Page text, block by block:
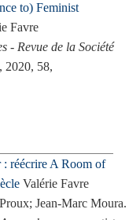
to) Feminist
Favre
- Revue de la Société
, 2020, 58,
réécrire A Room of
Valérie Favre
Jean-Marc Moura.